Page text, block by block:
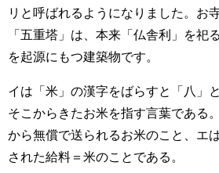
リと呼ばれるようになりました。お
「五重塔」は、本来「仏舎利」を祀
を起源にもつ建築物です。
イは「米」の漢字をばらすと「八」
そこからきたお米を指す言葉である
から無償で送られるお米のこと、エ
された給料＝米のことである。